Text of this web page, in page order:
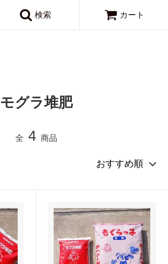
検索 カート
モグラ堆肥
全 4 商品